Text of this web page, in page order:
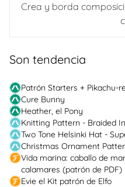
Crea y borda
Son tendencia
Patrón Starters + Pikachu-
Cure Bunny
Heather, el Pony
Knitting Pattern - Braided
Two Tone Helsinki Hat -
Christmas Ornament
Vida marina: caballo de
calamares (patrón de PDF)
Evie el Kit patrón de Elfo